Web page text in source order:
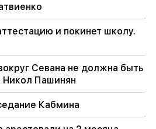
сердце Сассуна.
Арутюнян "У нищего не
и покинет школу.
Севана не должна быть
Никол Пашинян
Кабмина